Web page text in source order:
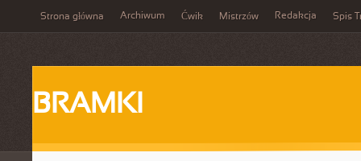
Strona główna Archiwum Ćwik Mistrzów Redakcja Spis
BRAMKI